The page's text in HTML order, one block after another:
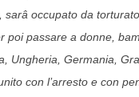
occupato da
poi passare a donne,
Ungheria, Germania,
con l’arresto e con